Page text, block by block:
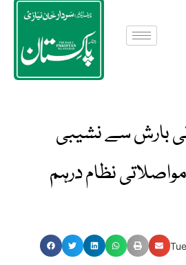
بارش سے نشیبی
نظام درہم